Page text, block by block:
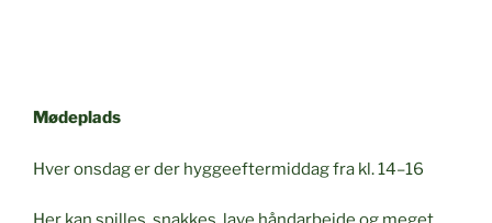
Mødeplads
Hver onsdag er der hyggeeftermiddag fra kl. 14–16